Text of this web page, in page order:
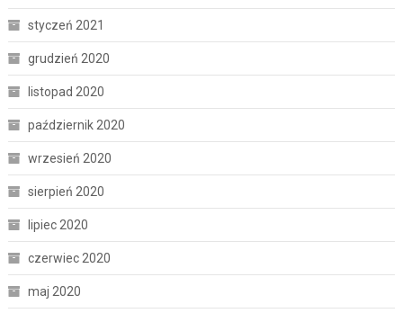
styczeń 2021
grudzień 2020
listopad 2020
październik 2020
wrzesień 2020
sierpień 2020
lipiec 2020
czerwiec 2020
maj 2020